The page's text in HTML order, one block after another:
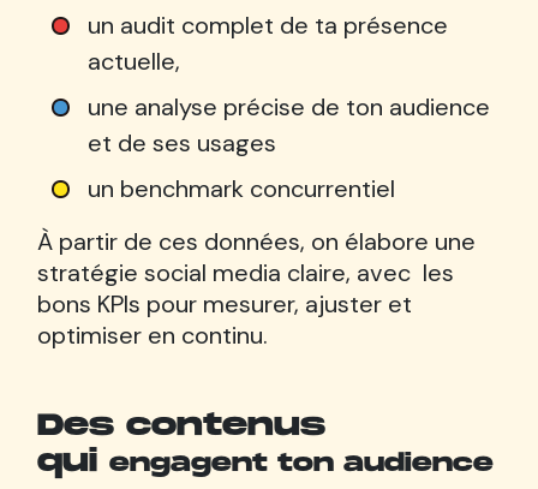
un audit complet de ta présence
actuelle,
une analyse précise de ton audience
et de ses usages
un benchmark concurrentiel
À partir de ces données, on élabore une
stratégie social media claire, avec les
bons KPIs pour mesurer, ajuster et
optimiser en continu.
Des contenus
qui engagent ton audience